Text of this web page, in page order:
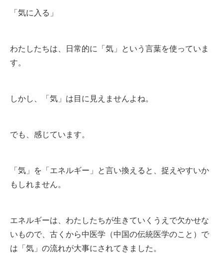
「気に入る」
わたしたちは、日常的に「気」という言葉を使っていま
す。
しかし、「気」は目に見えませんよね。
でも、感じています。
「気」を「エネルギー」と言い換えると、捉えやすいか
もしれません。
エネルギーは、わたしたちが生きていくうえで欠かせな
いもので、古くから中医学（中国の伝統医学のこと）で
は「気」の流れが大事にされてきました。